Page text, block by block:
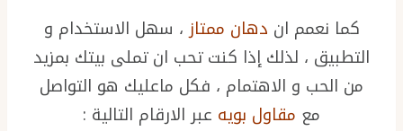
كما نعمم ان دهان ممتاز ، سهل الاستخدام و
التطبيق ، لذلك إذا كنت تحب ان تملى بيتك بمزيد
من الحب و الاهتمام ، فكل ماعليك هو التواصل
مع مقاول بويه عبر الارقام التالية :